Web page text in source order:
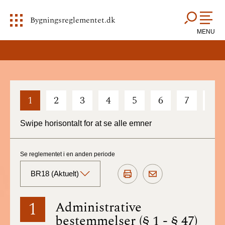
Bygningsreglementet.dk
MENU
1 2 3 4 5 6 7
Swipe horisontalt for at se alle emner
1 Administrative
bestemmelser (§ 1 - § 47)
Se reglementet i en anden periode
BR18 (Aktuelt)
BR18 (Aktuelt)